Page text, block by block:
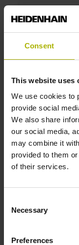
Consent
This website uses
We use cookies to
provide social
We also share
our social media,
may combine it
provided to them
of their services.
Selection
Necessary
Preferences
ID number:
electronics,
ID number:
1336995-02
Product:
SPECTO-
electronics,